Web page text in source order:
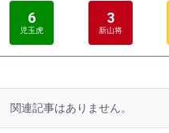
6
児玉虎
3
新山将
関連記事はありません。